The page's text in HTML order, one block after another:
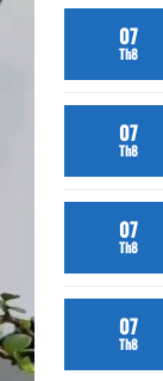
07
Th8
07
Th8
07
Th8
07
Th8